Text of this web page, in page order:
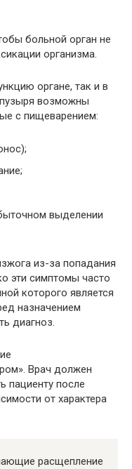
больной орган не
организма.
органе, так и в
возможны
с пищеварением:
выделении
из-за попадания
эти симптомы часто
которого является
назначением
диагноз.
Врач должен
пациенту после
от характера
расщепление